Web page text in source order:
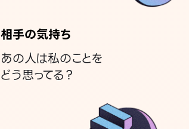
相手の気持ち
あの人は私のことを
どう思ってる？